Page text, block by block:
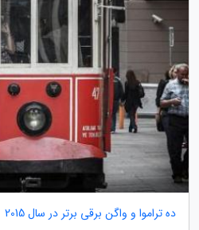
ده تراموا و واگن برقی برتر در سال 2015